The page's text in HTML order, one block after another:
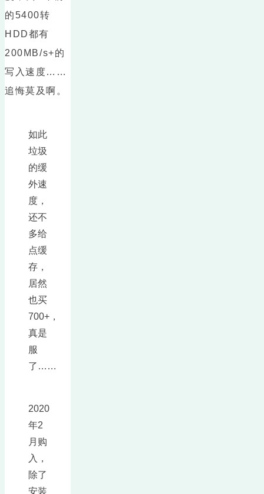
的5400转
HDD都有
200MB/s+的
写入速度……
追悔莫及啊。
如此
垃圾
的缓
外速
度，
还不
多给
点缓
存，
居然
也买
700+，
真是
服
了……
2020
年2
月购
入，
除了
安装